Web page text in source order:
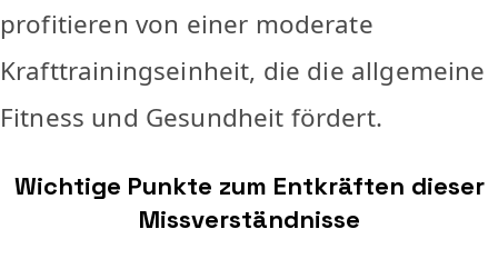
profitieren von einer moderate
Krafttrainingseinheit, die die allgemeine
Fitness und Gesundheit fördert.
Wichtige Punkte zum Entkräften dieser
Missverständnisse